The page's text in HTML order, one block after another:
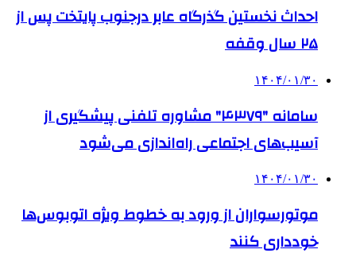
احداث نخستین گذرگاه عابر درجنوب پایتخت پس از
۲۵ سال وقفه
۱۴۰۴/۰۱/۳۰
سامانه "۴۳۷۹" مشاوره تلفنی پیشگیری از
آسیب‌های اجتماعی راه‌اندازی می‌شود
۱۴۰۴/۰۱/۳۰
موتورسواران از ورود به خطوط ویژه اتوبوس‌ها
خودداری کنند